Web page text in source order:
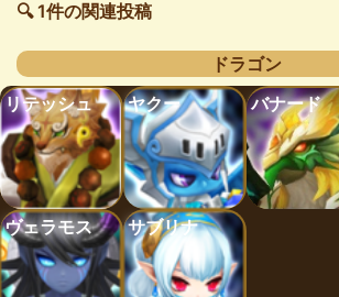
🔍 1件の関連投稿
ドラゴン
リテッシュ
ヤクー バナード
ヴェラモス サブリナ